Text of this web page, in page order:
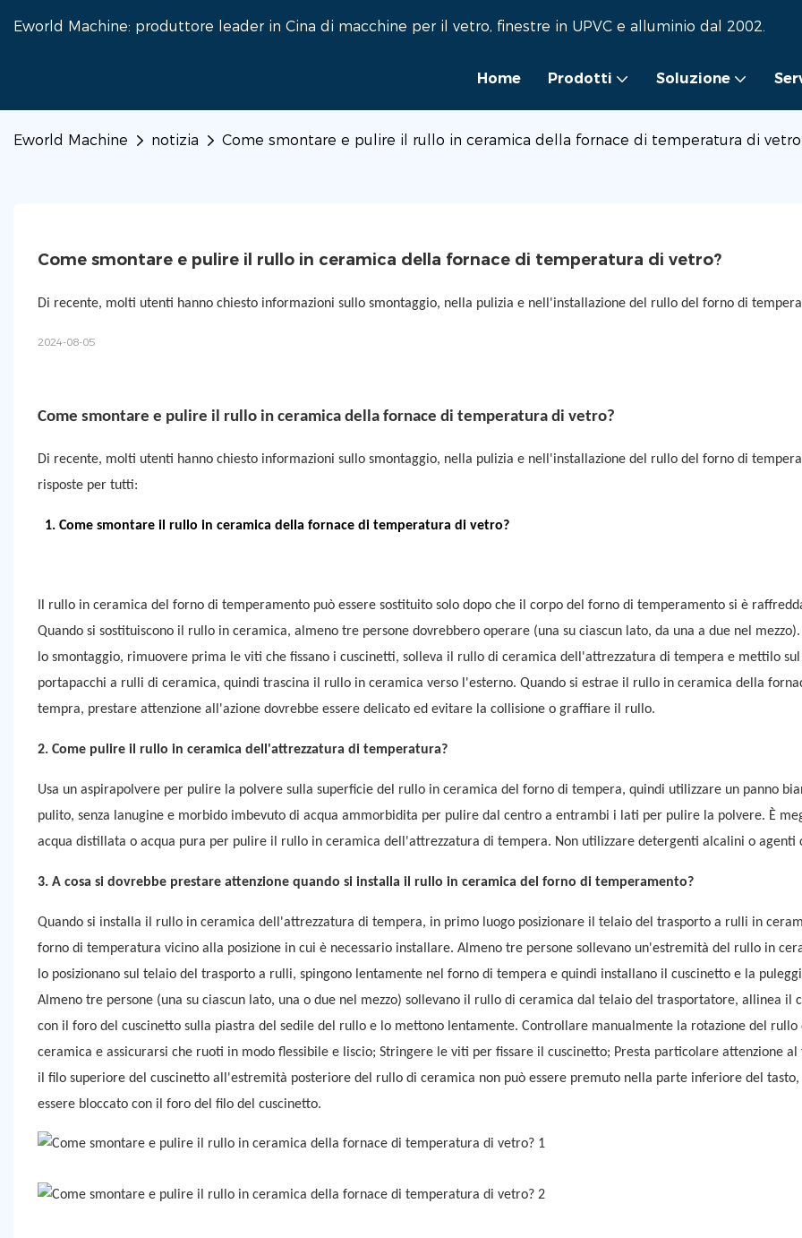
Eworld Machine: produttore leader in Cina di macchine per il vetro, finestre in UPVC e alluminio dal 2002.
Home Prodotti Soluzione
Eworld Machine notizia Come smontare e pulire il rullo in ceramica della fornace di temperatura di
Come smontare e pulire il rullo in ceramica della fornace di temperatura di vetro?
Di recente, molti utenti hanno chiesto informazioni sullo smontaggio, nella pulizia e nell'installazione del rullo del forno di
2024-08-05
Come smontare e pulire il rullo in ceramica della fornace di temperatura di vetro?
Di recente, molti utenti hanno chiesto informazioni sullo smontaggio, nella pulizia e nell'installazione del rullo del forno di
risposte per tutti:
1. Come smontare il rullo in ceramica della fornace di temperatura di vetro?
Il rullo in ceramica del forno di temperamento può essere sostituito solo dopo che il corpo del forno di temperamento si è
Quando si sostituiscono il rullo in ceramica, almeno tre persone dovrebbero operare (una su ciascun lato, da una a due nel
lo smontaggio, rimuovere prima le viti che fissano i cuscinetti, solleva il rullo di ceramica dell'attrezzatura di tempera e mettilo sul
portapacchi a rulli di ceramica, quindi trascina il rullo in ceramica verso l'esterno. Quando si estrae il rullo in ceramica della
tempra, prestare attenzione all'azione dovrebbe essere delicato ed evitare la collisione o graffiare il rullo.
2. Come pulire il rullo in ceramica dell'attrezzatura di temperatura?
Usa un aspirapolvere per pulire la polvere sulla superficie del rullo in ceramica del forno di tempera, quindi utilizzare un panno
pulito, senza lanugine e morbido imbevuto di acqua ammorbidita per pulire dal centro a entrambi i lati per pulire la polvere. È
acqua distillata o acqua pura per pulire il rullo in ceramica dell'attrezzatura di tempera. Non utilizzare detergenti alcalini o agenti
3. A cosa si dovrebbe prestare attenzione quando si installa il rullo in ceramica del forno di temperamento?
Quando si installa il rullo in ceramica dell'attrezzatura di tempera, in primo luogo posizionare il telaio del trasporto a rulli in
forno di temperatura vicino alla posizione in cui è necessario installare. Almeno tre persone sollevano un'estremità del rullo in
lo posizionano sul telaio del trasporto a rulli, spingono lentamente nel forno di tempera e quindi installano il cuscinetto e la
Almeno tre persone (una su ciascun lato, una o due nel mezzo) sollevano il rullo di ceramica dal telaio del trasportatore, allinea il
con il foro del cuscinetto sulla piastra del sedile del rullo e lo mettono lentamente. Controllare manualmente la rotazione del rullo
ceramica e assicurarsi che ruoti in modo flessibile e liscio; Stringere le viti per fissare il cuscinetto; Presta particolare attenzione al
il filo superiore del cuscinetto all'estremità posteriore del rullo di ceramica non può essere premuto nella parte inferiore del tasto,
essere bloccato con il foro del filo del cuscinetto.